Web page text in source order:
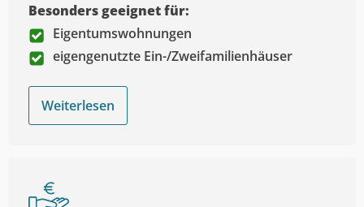
Besonders geeignet für:
Eigentumswohnungen
eigengenutzte Ein-/Zweifamilienhäuser
Weiterlesen